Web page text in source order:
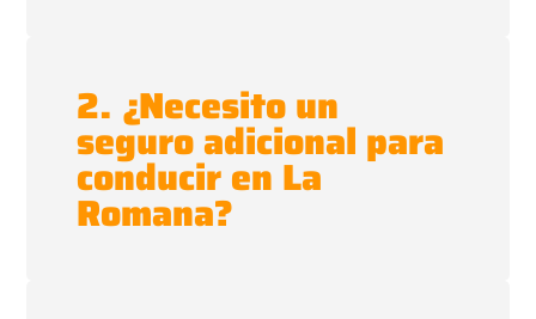
2. ¿Necesito un
seguro adicional para
conducir en La
Romana?